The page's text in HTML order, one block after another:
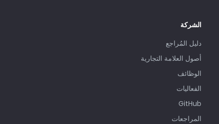
الشركة
دليل المُراجع
أصول العلامة التجارية
الوظائف
الفعاليات
GitHub
المراجعات